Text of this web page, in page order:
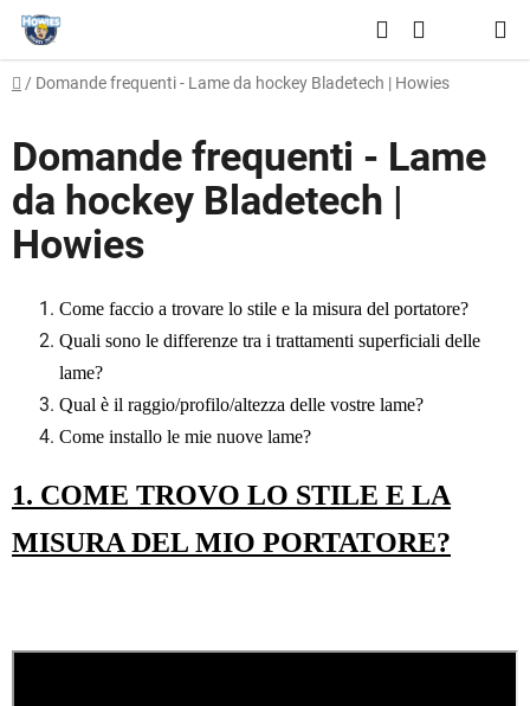
Vai
contenuto
Ricerca
DELLA
Casa
/ Domande frequenti - Lame da hockey Bladetech | Howies
Domande frequenti - Lame
da hockey Bladetech |
Howies
Come faccio a trovare lo stile e la misura del portatore?
Quali sono le differenze tra i trattamenti superficiali delle
lame?
Qual è il raggio/profilo/altezza delle vostre lame?
Come installo le mie nuove lame?
1. COME TROVO LO STILE E LA
MISURA DEL MIO PORTATORE?